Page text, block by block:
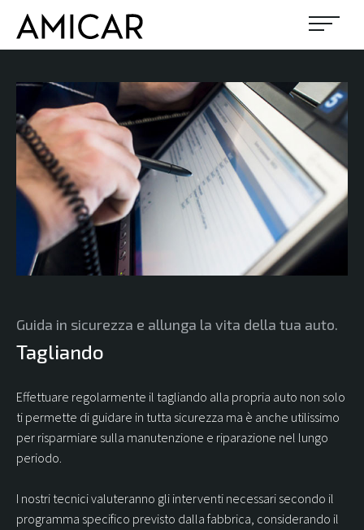
IL NOSTRO USATO
PROMOZIONI
NOLEGGIO
NEWS ED EVENTI
CHI SIAMO
LA TUA FIDELITY CARD
LAVORA CON NOI
CONTATTI
Guida in sicurezza e allunga la vita della tua auto.
Tagliando
Effettuare regolarmente il tagliando alla propria auto non solo
ti permette di guidare in tutta sicurezza ma è anche utilissimo
per risparmiare sulla manutenzione e riparazione nel lungo
periodo.
I nostri tecnici valuteranno gli interventi necessari secondo il
programma specifico previsto dalla fabbrica, considerando il